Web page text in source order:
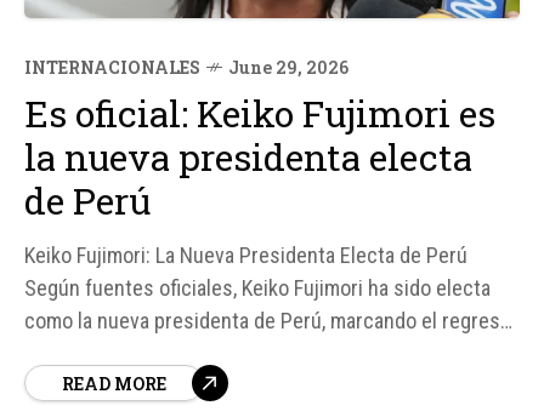
INTERNACIONALES June 29, 2026
Es oficial: Keiko Fujimori es
la nueva presidenta electa
de Perú
Keiko Fujimori: La Nueva Presidenta Electa de Perú
Según fuentes oficiales, Keiko Fujimori ha sido electa
como la nueva presidenta de Perú, marcando el regreso
décadas. Su victoria se dio por un estrecho margen,
READ MORE